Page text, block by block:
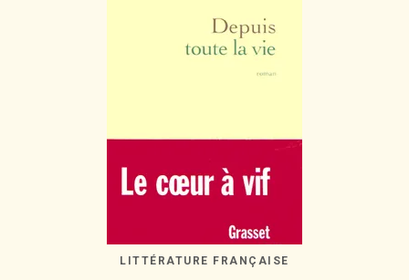
LITTÉRATURE FRANÇAISE